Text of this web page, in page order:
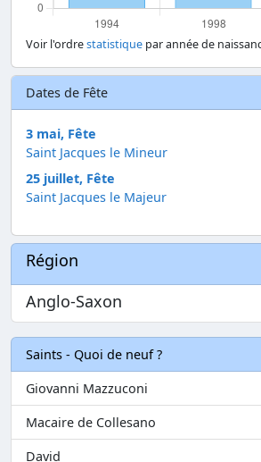
Voir l'ordrestatistique par année de
Dates de Fête
3 mai, Fête
Saint Jacques le Mineur
25 juillet, Fête
Saint Jacques le Majeur
Région
Anglo-Saxon
Saints - Quoi de neuf ?
Giovanni Mazzuconi
Macaire de Collesano
David